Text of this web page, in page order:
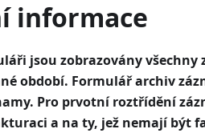
informace
jsou zobrazovány všechny
období. Formulář archiv
Pro prvotní roztřídění
a na ty, jež nemají být